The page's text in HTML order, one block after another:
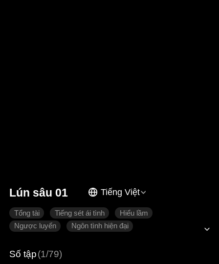
Lún sâu 01 Tiếng Việt
Tổng tài Tiếng sét ái tình
Hiểu lầm
Ngược luyến
Ngôn tình hiện đại
Số tập(1/79)